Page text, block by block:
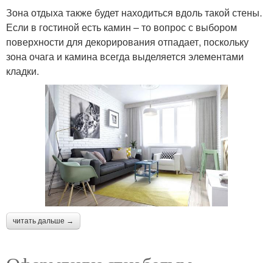
Зона отдыха также будет находиться вдоль такой стены.
Если в гостиной есть камин – то вопрос с выбором
поверхности для декорирования отпадает, поскольку
зона очага и камина всегда выделяется элементами
кладки.
читать дальше →